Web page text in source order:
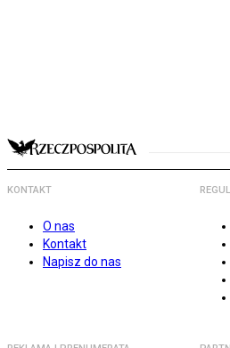
KONTAKT
O nas
Kontakt
Napisz do nas